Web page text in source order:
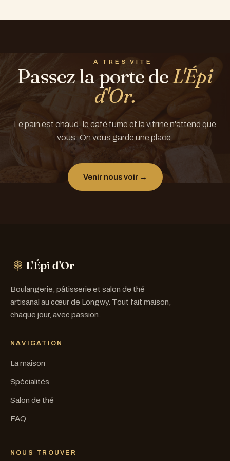
passer nous en parler directement en boutique.
À TRÈS VITE
Passez la porte deL'Épi
d'Or.
Le pain est chaud, le café fume et la vitrine n'attend que
vous. On vous garde une place.
Venir nous voir →
L'Épi d'Or
Boulangerie, pâtisserie et salon de thé
artisanal au cœur de Longwy. Tout fait maison,
chaque jour, avec passion.
NAVIGATION
La maison
Spécialités
Salon de thé
FAQ
NOUS TROUVER